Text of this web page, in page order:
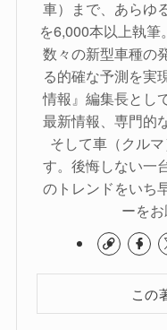
車）まで、あらゆ
を6,000本以上執筆
数々の新型車種の
る的確な予測を実
情報』編集長とし
最新情報、専門的
そして車（クル
す。後悔しない一
のトレンドをいち
ーをお
この